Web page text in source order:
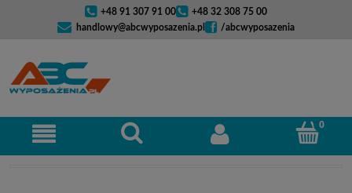
+48 91 307 91 00
+48 32 308 75 00
handlowy@abcwyposazenia.pl
/abcwyposazenia